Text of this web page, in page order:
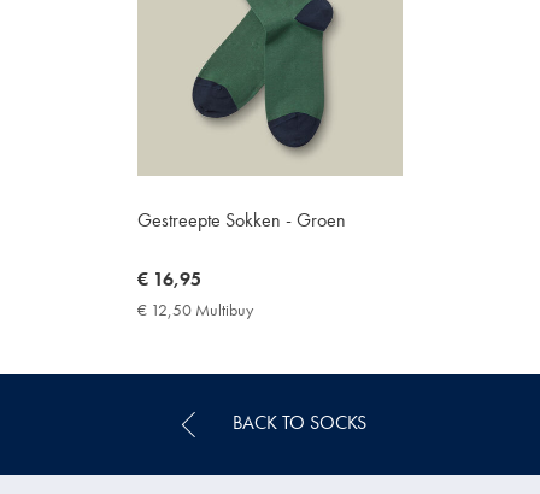
Gestreepte Sokken - Groen
now
€
€ 16,95
€ 12,50 Multibuy
Price
BACK TO SOCKS